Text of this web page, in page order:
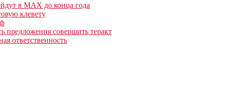
в МАХ до конца года
клевету
предложения совершить теракт
ответственность